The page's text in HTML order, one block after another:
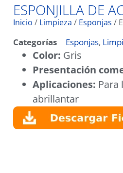
ESPONJILLA DE
Inicio / Limpieza / Esponjas /
Categorías Esponjas,
Color: Gris
Presentación
Aplicaciones:
abrillantar